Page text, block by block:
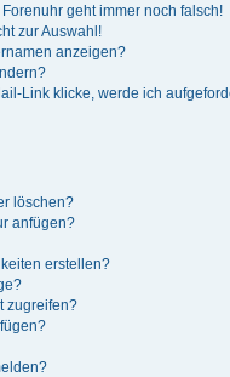
geht immer noch falsch!
zur Auswahl!
anzeigen?
Link klicke, werde ich
löschen?
anfügen?
erstellen?
zugreifen?